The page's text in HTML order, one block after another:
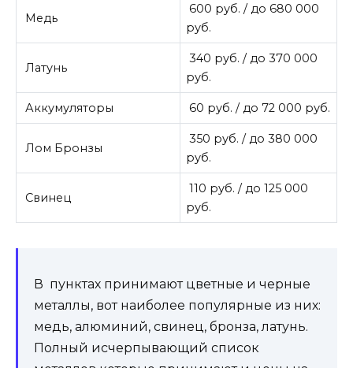
Медь
600 руб. / до 680 000
руб.
Латунь
340 руб. / до 370 000
руб.
Аккумуляторы 60 руб. / до 72 000 руб.
Лом Бронзы
350 руб. / до 380 000
руб.
Свинец
110 руб. / до 125 000
руб.
В пунктах принимают цветные и черные
металлы, вот наиболее популярные из них:
медь, алюминий, свинец, бронза, латунь.
Полный исчерпывающий список